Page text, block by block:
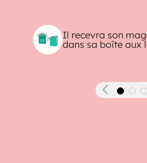
Il recevra son
dans sa boîte aux
Précédent